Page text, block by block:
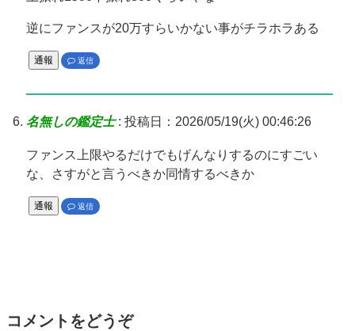
逆にファンスが20万すらいかない事がチラホラある
通報 返信
名無しの鑑定士: 投稿日：2026/05/19(火) 00:46:26
ファンス上限やるだけでもげんなりするのにすごい
な、さすがと言うべきか同情するべきか
通報 返信
コメントをどうぞ